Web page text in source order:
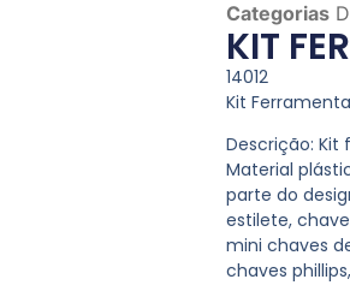
Categorias
KIT
14012
Kit
Descrição: Kit
Material
parte do
estilete,
mini chaves
chaves